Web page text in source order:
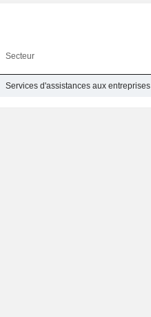
Secteur
Services d'assistances aux entreprises